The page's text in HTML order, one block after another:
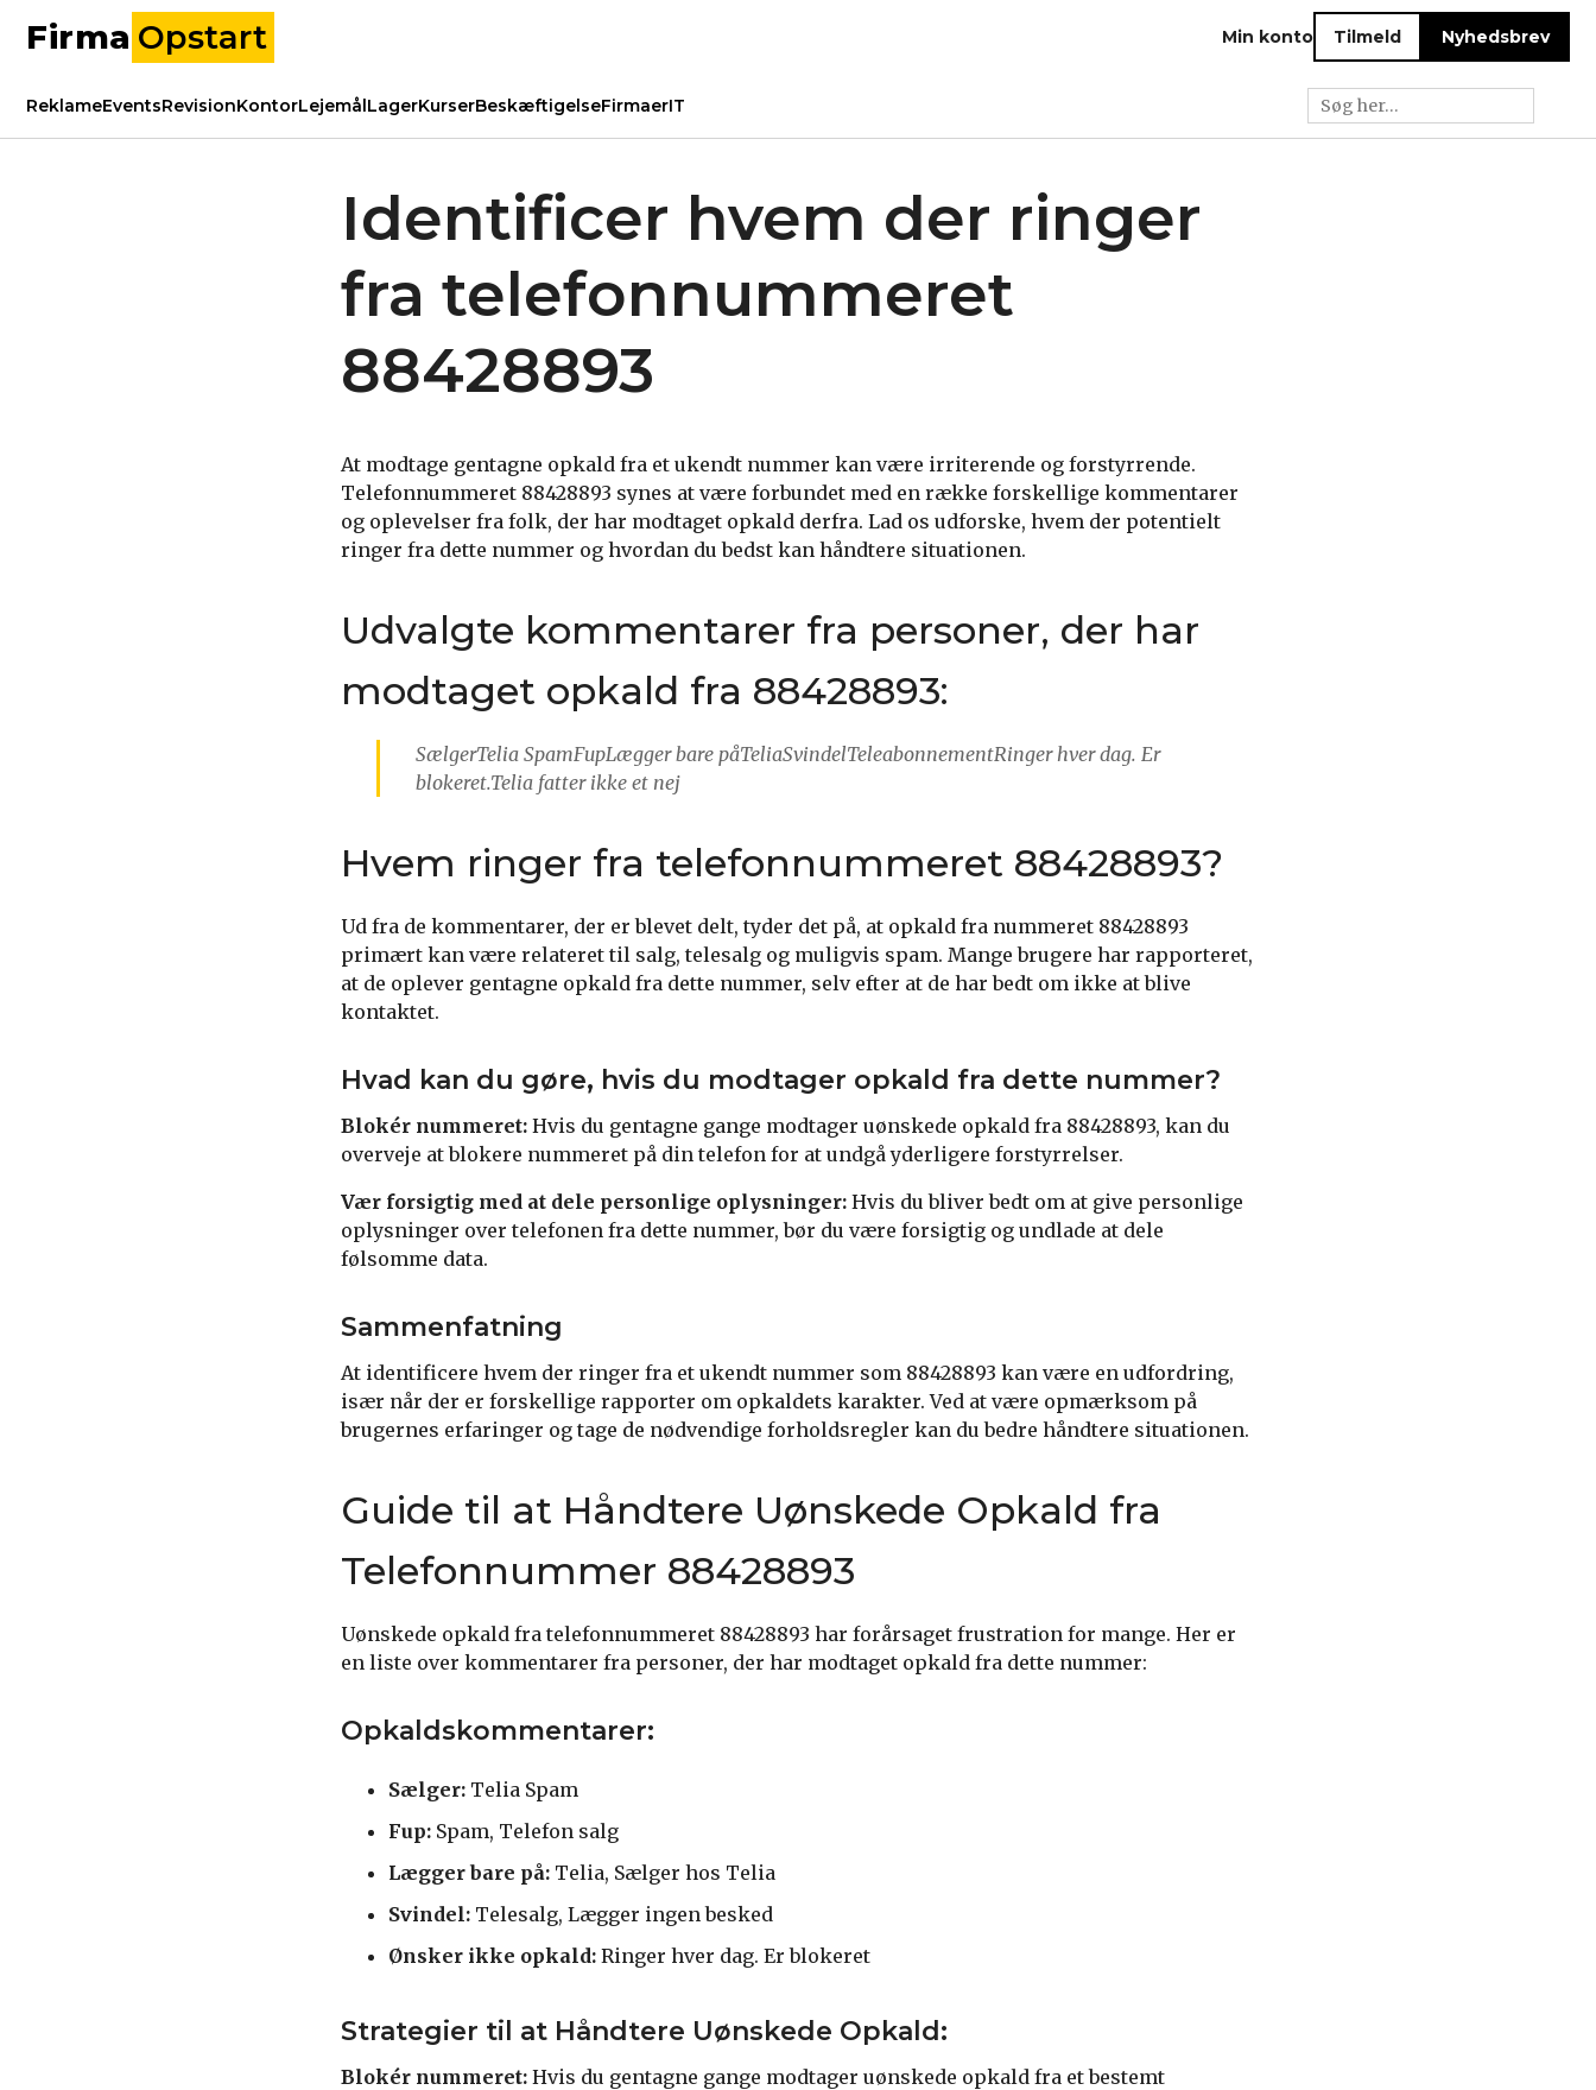
Firma Opstart Min konto Tilmeld Nyhedsbrev
ReklameEventsRevisionKontorLejemålLagerKurserBeskæftigelseFirmaerIT
Identificer hvem der ringer
fra telefonnummeret
88428893
At modtage gentagne opkald fra et ukendt nummer kan være irriterende og forstyrrende.
Telefonnummeret 88428893 synes at være forbundet med en række forskellige kommentarer
og oplevelser fra folk, der har modtaget opkald derfra. Lad os udforske, hvem der potentielt
ringer fra dette nummer og hvordan du bedst kan håndtere situationen.
Udvalgte kommentarer fra personer, der har
modtaget opkald fra 88428893:
SælgerTelia SpamFupLægger bare påTeliaSvindelTeleabonnementRinger hver dag. Er
blokeret.Telia fatter ikke et nej
Hvem ringer fra telefonnummeret 88428893?
Ud fra de kommentarer, der er blevet delt, tyder det på, at opkald fra nummeret 88428893
primært kan være relateret til salg, telesalg og muligvis spam. Mange brugere har rapporteret,
at de oplever gentagne opkald fra dette nummer, selv efter at de har bedt om ikke at blive
kontaktet.
Hvad kan du gøre, hvis du modtager opkald fra dette nummer?
Blokér nummeret: Hvis du gentagne gange modtager uønskede opkald fra 88428893, kan du
overveje at blokere nummeret på din telefon for at undgå yderligere forstyrrelser.
Vær forsigtig med at dele personlige oplysninger: Hvis du bliver bedt om at give personlige
oplysninger over telefonen fra dette nummer, bør du være forsigtig og undlade at dele
følsomme data.
Sammenfatning
At identificere hvem der ringer fra et ukendt nummer som 88428893 kan være en udfordring,
især når der er forskellige rapporter om opkaldets karakter. Ved at være opmærksom på
brugernes erfaringer og tage de nødvendige forholdsregler kan du bedre håndtere situationen.
Guide til at Håndtere Uønskede Opkald fra
Telefonnummer 88428893
Uønskede opkald fra telefonnummeret 88428893 har forårsaget frustration for mange. Her er
en liste over kommentarer fra personer, der har modtaget opkald fra dette nummer:
Opkaldskommentarer:
Sælger: Telia Spam
Fup: Spam, Telefon salg
Lægger bare på: Telia, Sælger hos Telia
Svindel: Telesalg, Lægger ingen besked
Ønsker ikke opkald: Ringer hver dag. Er blokeret
Strategier til at Håndtere Uønskede Opkald:
Blokér nummeret: Hvis du gentagne gange modtager uønskede opkald fra et bestemt